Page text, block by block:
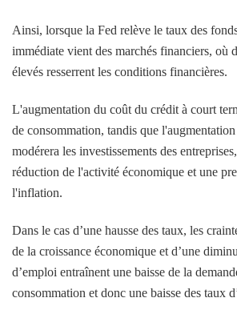
Ainsi, lorsque la Fed relève le taux des
immédiate vient des marchés financiers, où
élevés resserrent les conditions financières.
L'augmentation du coût du crédit à court
de consommation, tandis que
modérera les investissements des
réduction de l'activité économique et une
l'inflation.
Dans le cas d’une hausse des taux, les
de la croissance économique et d’une
d’emploi entraînent une baisse de la
consommation et donc une baisse des taux